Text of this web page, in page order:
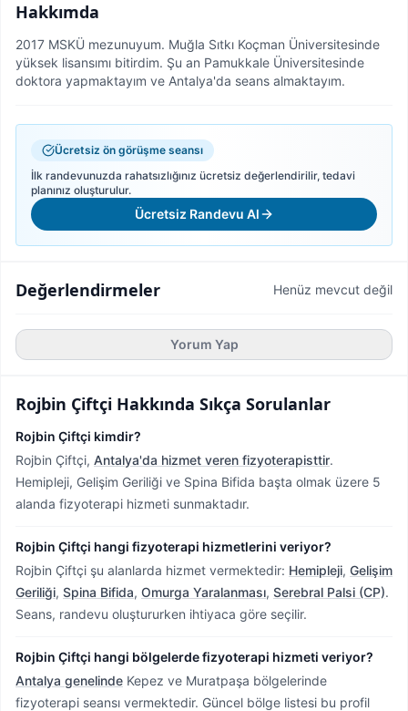
Hakkımda
2017 MSKÜ mezunuyum. Muğla Sıtkı Koçman Üniversitesinde
yüksek lisansımı bitirdim. Şu an Pamukkale Üniversitesinde
doktora yapmaktayım ve Antalya'da seans almaktayım.
Ücretsiz ön görüşme seansı
İlk randevunuzda rahatsızlığınız ücretsiz değerlendirilir, tedavi
planınız oluşturulur.
Ücretsiz Randevu Al
Değerlendirmeler Henüz mevcut değil
Yorum Yap
Rojbin Çiftçi Hakkında Sıkça Sorulanlar
Rojbin Çiftçi kimdir?
Rojbin Çiftçi, Antalya'da hizmet veren fizyoterapisttir.
Hemipleji, Gelişim Geriliği ve Spina Bifida başta olmak üzere 5
alanda fizyoterapi hizmeti sunmaktadır.
Rojbin Çiftçi hangi fizyoterapi hizmetlerini veriyor?
Rojbin Çiftçi şu alanlarda hizmet vermektedir: Hemipleji, Gelişim
Geriliği, Spina Bifida, Omurga Yaralanması, Serebral Palsi (CP).
Seans, randevu oluştururken ihtiyaca göre seçilir.
Rojbin Çiftçi hangi bölgelerde fizyoterapi hizmeti veriyor?
Antalya genelinde Kepez ve Muratpaşa bölgelerinde
fizyoterapi seansı vermektedir. Güncel bölge listesi bu profil